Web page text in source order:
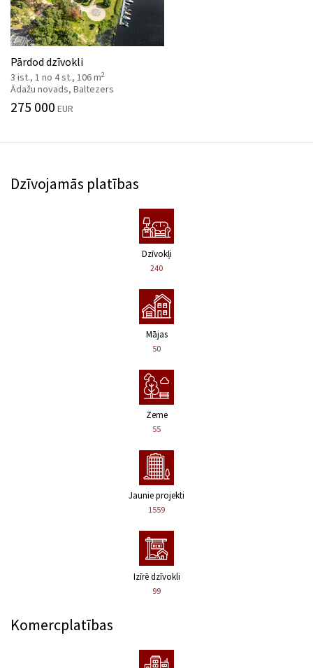
Pārdod dzīvokli
3 ist., 1 no 4 st., 106 m2
Ādažu novads, Baltezers
275 000 EUR
Dzīvojamās platības
Dzīvokļi
240
Mājas
50
Zeme
55
Jaunie projekti
1559
Izīrē dzīvokli
99
Komercplatības